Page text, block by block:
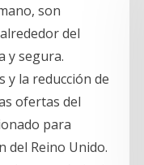
son
del
y segura.
y la reducción de
ofertas del
para
del Reino Unido.